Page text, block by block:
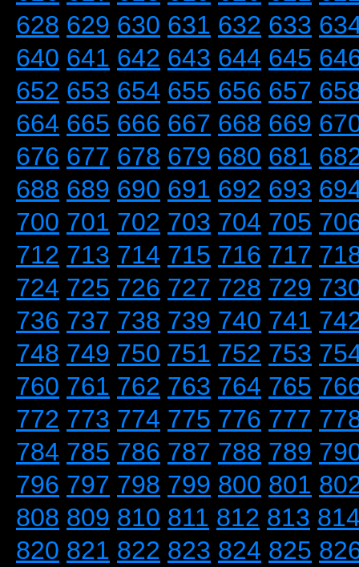
628 629 630 631 632 633
640 641 642 643 644 645
652 653 654 655 656 657
664 665 666 667 668 669
676 677 678 679 680 681
688 689 690 691 692 693
700 701 702 703 704 705
712 713 714 715 716 717
724 725 726 727 728 729
736 737 738 739 740 741
748 749 750 751 752 753
760 761 762 763 764 765
772 773 774 775 776 777
784 785 786 787 788 789
796 797 798 799 800 801
808 809 810 811 812 813
820 821 822 823 824 825